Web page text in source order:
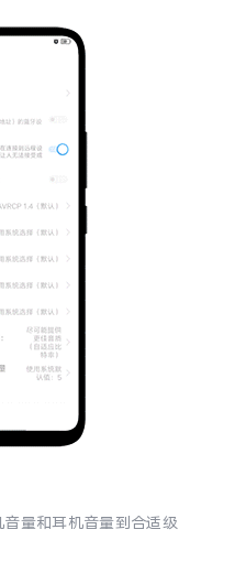
X300
S20
iQOO Z11 Turbo
vivo TWS 5e
iQOO TWS 5e
量和耳机音量到合适级